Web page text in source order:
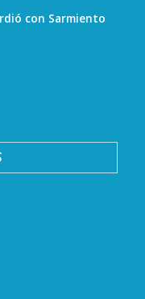
con Sarmiento